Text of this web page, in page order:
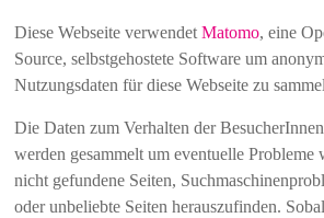
Diese Webseite verwendetMatomo, eine
Source, selbstgehostete Software um
Nutzungsdaten für diese Webseite zu
Die Daten zum Verhalten der BesucherInnen
werden gesammelt um eventuelle Probleme
nicht gefundene Seiten,
oder unbeliebte Seiten herauszufinden.